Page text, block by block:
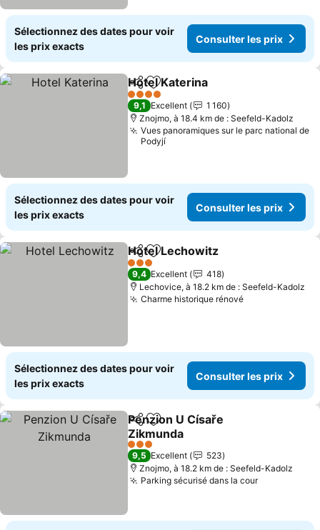
Sélectionnez des dates pour voir
les prix exacts
Consulter les prix
PartagerAjouter à mes favoris
Hotel Katerina
4 Étoiles
9,1 Excellent
1 160
Znojmo, à 18.4 km de : Seefeld-Kadolz
Vues panoramiques sur le parc national de
Podyjí
Sélectionnez des dates pour voir
les prix exacts
Consulter les prix
PartagerAjouter à mes favoris
Hotel Lechowitz
3 Étoiles
9,4 Excellent
418
Lechovice, à 18.2 km de : Seefeld-Kadolz
Charme historique rénové
Sélectionnez des dates pour voir
les prix exacts
Consulter les prix
PartagerAjouter à mes favoris
Penzion U Císaře
Zikmunda
3 Étoiles
9,5 Excellent
523
Znojmo, à 18.2 km de : Seefeld-Kadolz
Parking sécurisé dans la cour